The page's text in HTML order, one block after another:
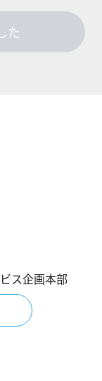
た
ス企画本部